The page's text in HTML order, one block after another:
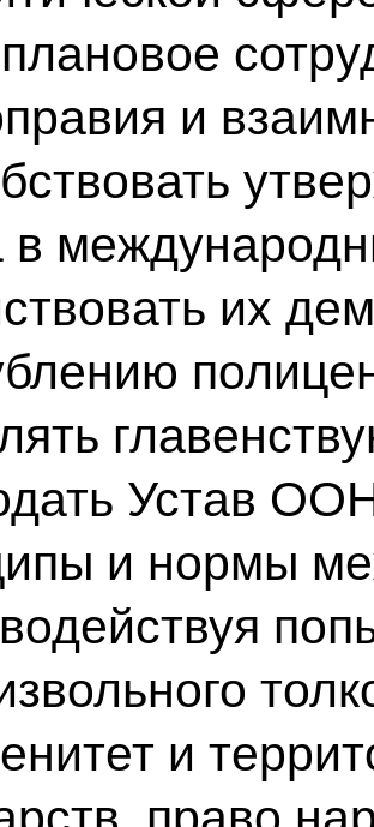
и
в
их
Устав
и нормы
и